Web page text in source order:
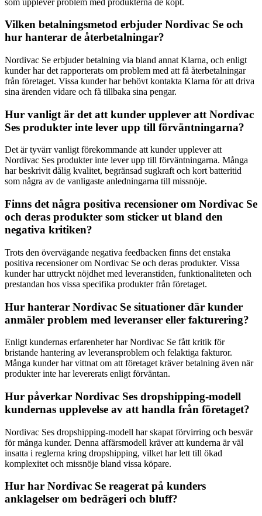
Vilken betalningsmetod erbjuder Nordivac Se och
hur hanterar de återbetalningar?
Nordivac Se erbjuder betalning via bland annat Klarna, och enligt
kunder har det rapporterats om problem med att få återbetalningar
från företaget. Vissa kunder har behövt kontakta Klarna för att driva
sina ärenden vidare och få tillbaka sina pengar.
Hur vanligt är det att kunder upplever att Nordivac
Ses produkter inte lever upp till förväntningarna?
Det är tyvärr vanligt förekommande att kunder upplever att
Nordivac Ses produkter inte lever upp till förväntningarna. Många
har beskrivit dålig kvalitet, begränsad sugkraft och kort batteritid
som några av de vanligaste anledningarna till missnöje.
Finns det några positiva recensioner om Nordivac Se
och deras produkter som sticker ut bland den
negativa kritiken?
Trots den övervägande negativa feedbacken finns det enstaka
positiva recensioner om Nordivac Se och deras produkter. Vissa
kunder har uttryckt nöjdhet med leveranstiden, funktionaliteten och
prestandan hos vissa specifika produkter från företaget.
Hur hanterar Nordivac Se situationer där kunder
anmäler problem med leveranser eller fakturering?
Enligt kundernas erfarenheter har Nordivac Se fått kritik för
bristande hantering av leveransproblem och felaktiga fakturor.
Många kunder har vittnat om att företaget kräver betalning även när
produkter inte har levererats enligt förväntan.
Hur påverkar Nordivac Ses dropshipping-modell
kundernas upplevelse av att handla från företaget?
Nordivac Ses dropshipping-modell har skapat förvirring och besvär
för många kunder. Denna affärsmodell kräver att kunderna är väl
insatta i reglerna kring dropshipping, vilket har lett till ökad
komplexitet och missnöje bland vissa köpare.
Hur har Nordivac Se reagerat på kunders
anklagelser om bedrägeri och bluff?